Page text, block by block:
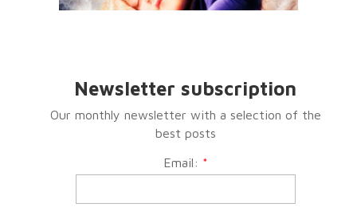
Newsletter subscription
Our monthly newsletter with a selection of the
best posts
Email: *